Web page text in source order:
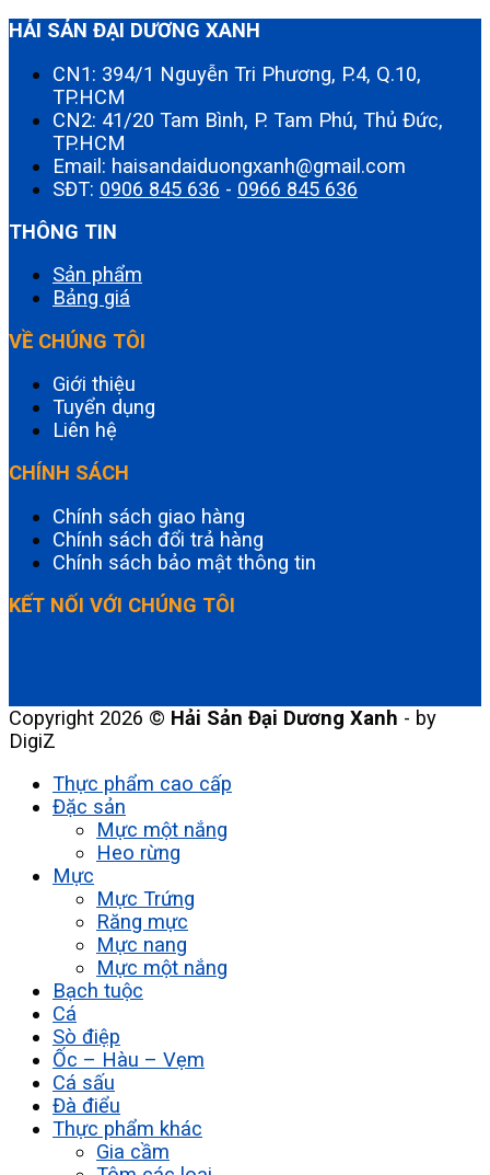
HẢI SẢN ĐẠI DƯƠNG XANH
CN1: 394/1 Nguyễn Tri Phương, P.4, Q.10,
TP.HCM
CN2: 41/20 Tam Bình, P. Tam Phú, Thủ Đức,
TP.HCM
Email: haisandaiduongxanh@gmail.com
SĐT: 0906 845 636 - 0966 845 636
THÔNG TIN
Sản phẩm
Bảng giá
VỀ CHÚNG TÔI
Giới thiệu
Tuyển dụng
Liên hệ
CHÍNH SÁCH
Chính sách giao hàng
Chính sách đổi trả hàng
Chính sách bảo mật thông tin
KẾT NỐI VỚI CHÚNG TÔI
Copyright 2026 © Hải Sản Đại Dương Xanh - by
DigiZ
Thực phẩm cao cấp
Đặc sản
Mực một nắng
Heo rừng
Mực
Mực Trứng
Răng mực
Mực nang
Mực một nắng
Bạch tuộc
Cá
Sò điệp
Ốc – Hàu – Vẹm
Cá sấu
Đà điểu
Thực phẩm khác
Gia cầm